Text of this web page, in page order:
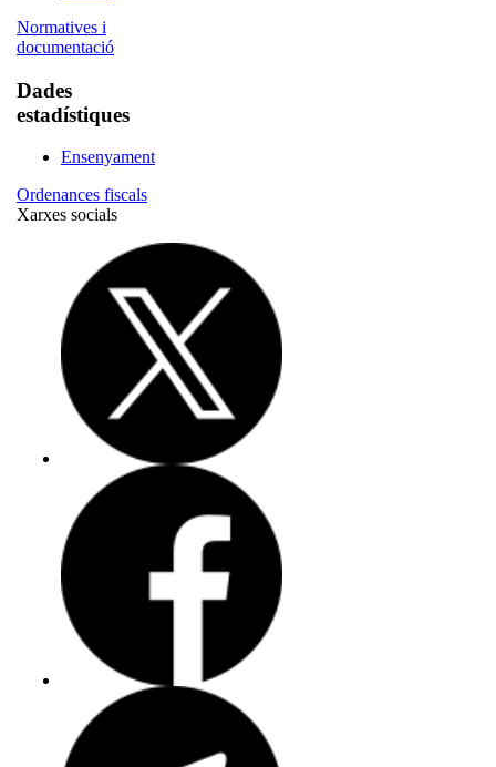
Normatives i
documentació
Dades
estadístiques
Ensenyament
Ordenances fiscals
Xarxes socials